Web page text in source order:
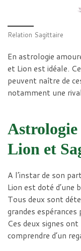
Relation Sagittaire
En astrologie
et Lion est idéale.
peuvent naître de
notamment une
Astrologie
Lion et
A l’instar de son
Lion est doté d’une
Tous deux sont
grandes
Ces deux signes
comprendre d’un